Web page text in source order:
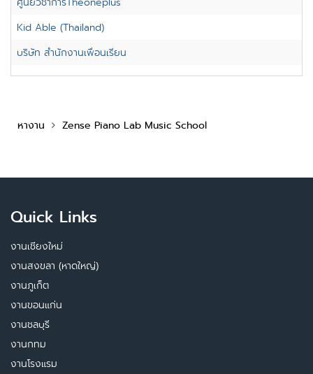
Kid Able (Thailand)
บริษัท สำนักงานเพื่อนเรียน
หางาน Zense Piano Lab Music School
Quick Links
งานเชียงใหม่
งานสงขลา (หาดใหญ่)
งานภูเก็ต
งานขอนแก่น
งานชลบุรี
งานกทม
งานโรงแรม